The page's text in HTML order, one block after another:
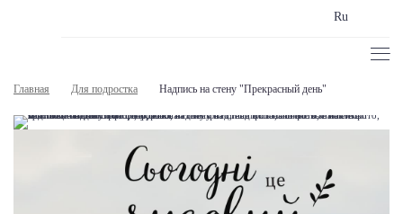
Ru
Главная Для подростка Надпись на стену "Прекрасный день"